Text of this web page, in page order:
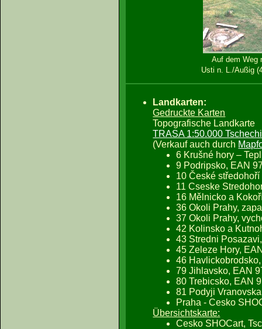
Auf dem Weg
Usti n. L./Außig
Landkarten:
Gedruckte Karten
Topografische Landkarte
TRASA 1:50.000
(Verkauf auch durch
6 Krušné hory –
9 Podripsko, EAN
10 České
11 Cseske
16 Mělnicko a
36 Okoli Prahy,
37 Okoli Prahy,
42 Kolinsko a
43 Stredni
45 Zeleze Hory,
46
79 Jihlavsko, EAN
80 Trebicsko, EAN
81 Podyji
Praha - Cesko
Übersichtskarte:
Cesko SHOCart,